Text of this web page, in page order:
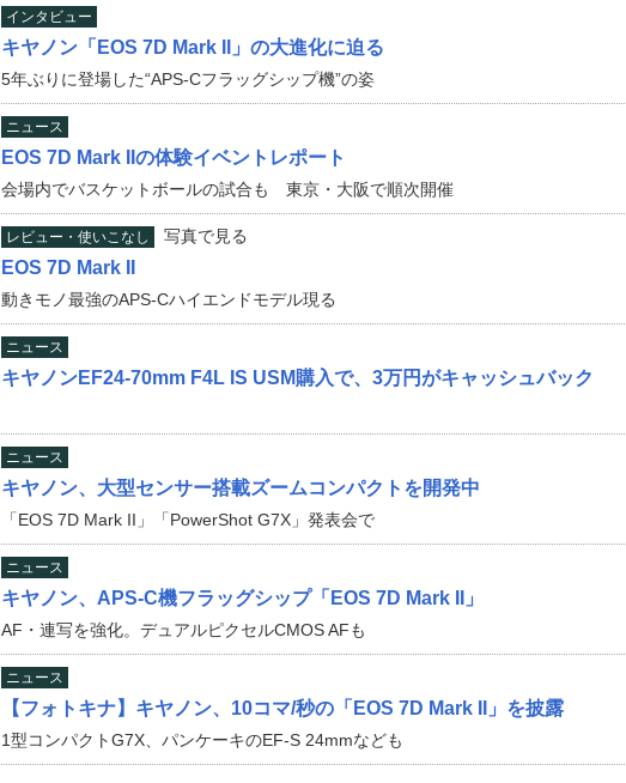
インタビュー
キヤノン「EOS 7D Mark II」の大進化に迫る
5年ぶりに登場した“APS-Cフラッグシップ機”の姿
ニュース
EOS 7D Mark IIの体験イベントレポート
会場内でバスケットボールの試合も 東京・大阪で順次開催
レビュー・使いこなし 写真で見る
EOS 7D Mark II
動きモノ最強のAPS-Cハイエンドモデル現る
ニュース
キヤノンEF24-70mm F4L IS USM購入で、3万円がキャッシュバック
ニュース
キヤノン、大型センサー搭載ズームコンパクトを開発中
「EOS 7D Mark II」「PowerShot G7X」発表会で
ニュース
キヤノン、APS-C機フラッグシップ「EOS 7D Mark II」
AF・連写を強化。デュアルピクセルCMOS AFも
ニュース
【フォトキナ】キヤノン、10コマ/秒の「EOS 7D Mark II」を披露
1型コンパクトG7X、パンケーキのEF-S 24mmなども